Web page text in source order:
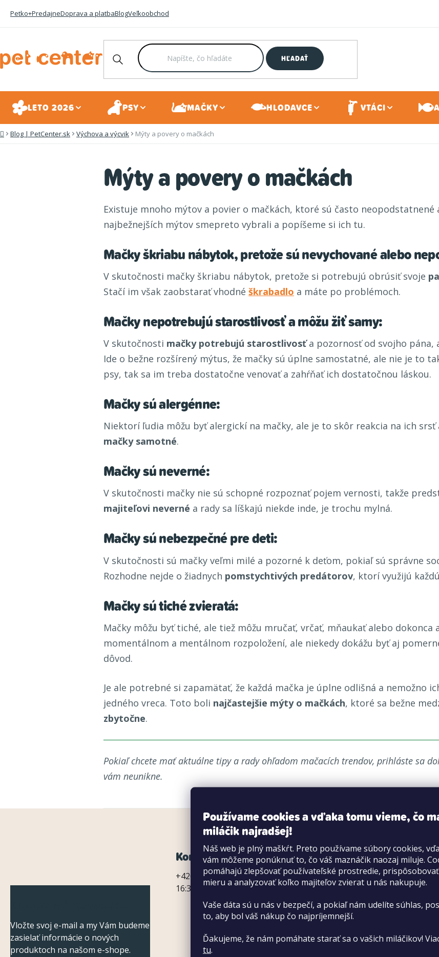
Používame cookies a vďaka tomu vieme, čo
miláčik najradšej!
Náš web je plný maškŕt. Preto používame súbory cookies,
vám môžeme ponúknuť to, čo váš maznáčik naozaj miluje.
pomáhajú zlepšovať používateľské prostredie,
mieru a analyzovať koľko majiteľov zvierat u nás nakupuje.
Vaše dáta sú u nás v bezpečí, a pokiaľ nám udelíte súhlas,
to, aby bol váš nákup čo najpríjemnejší.
Ďakujeme, že nám pomáhate starať sa o vašich miláčikov!
tu.
Petko+PredajneDoprava a platbaBlogVeľkoobchod
HĽADAŤ
LETO 2026 PSY MAČKY HLODAVCE VTÁCI
DomovBlog | PetCenter.sk Výchova a výcvik Mýty a povery o mačkách
Mýty a povery o mačkách
Existuje mnoho mýtov a povier o mačkách, ktoré sú často neopodstatnené
najbežnejších mýtov smepreto vybrali a popíšeme si ich tu.
Mačky škriabu nábytok, pretože sú nevychované alebo
V skutočnosti mačky škriabu nábytok, pretože si potrebujú obrúsiť svoje
Stačí im však zaobstarať vhodné škrabadlo a máte po problémoch.
Mačky nepotrebujú starostlivosť a môžu žiť samy:
V skutočnosti mačky potrebujú starostlivosťa pozornosť od svojho pána,
Ide o bežne rozšírený mýtus, že mačky sú úplne samostatné, ale nie je to
psy, tak sa im treba dostatočne venovať a zahŕňať ich dostatočnou láskou.
Mačky sú alergénne:
Niektorí ľudia môžu byť alergickí na mačky, ale je to skôr reakcia na ich srsť
mačky samotné.
Mačky sú neverné:
V skutočnosti mačky nie sú schopné rozpoznať pojem vernosti, takže
majiteľovi neverné a rady sa líškajú niekde inde, je trochu mylná.
Mačky sú nebezpečné pre deti:
V skutočnosti sú mačky veľmi milé a pozorné k deťom, pokiaľ sú správne
Rozhodne nejde o žiadnych pomstychtivých predátorov, ktorí využijú
Mačky sú tiché zvieratá:
Mačky môžu byť tiché, ale tiež môžu mručať, vrčať, mňaukať alebo dokonca
momentálnom a mentálnom rozpoložení, ale niekedy dokážu byť aj
dôvod.
Je ale potrebné si zapamätať, že každá mačka je úplne odlišná a nemožno
jedného vreca. Toto boli najčastejšie mýty o mačkách, ktoré sa bežne
zbytočne.
Pokiaľ chcete mať aktuálne tipy a rady ohľadom mačacích trendov, prihláste sa
vám neunikne.
Vložte svoj e-mail a my Vám budeme
zasielať informácie o nových
produktoch na našom e-shope.
Kontaktní formulář
+420 720 031 166 od 9:30 do
16:30
O PetCenter
O nás
Kariéra